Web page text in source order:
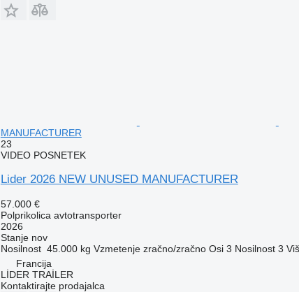
MANUFACTURER
23
VIDEO POSNETEK
Lider 2026 NEW UNUSED MANUFACTURER
57.000 €
Polprikolica avtotransporter
2026
Stanjenov
Nosilnost 45.000 kg Vzmetenje zračno/zračno Osi 3 Nosilnost 3
Francija
LİDER TRAİLER
Kontaktirajte prodajalca